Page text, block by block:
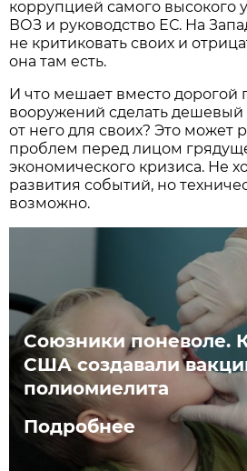
коррупцией самого высокого
ВОЗ и руководство ЕС. На
не критиковать своих и
она там есть.
И что мешает вместо дорогой
вооружений сделать дешевый
от него для своих? Это может
проблем перед лицом
экономического кризиса. Не
развития событий, но
возможно.
Cоюзники поневоле.
США создавали
полиомиелита
Подробнее